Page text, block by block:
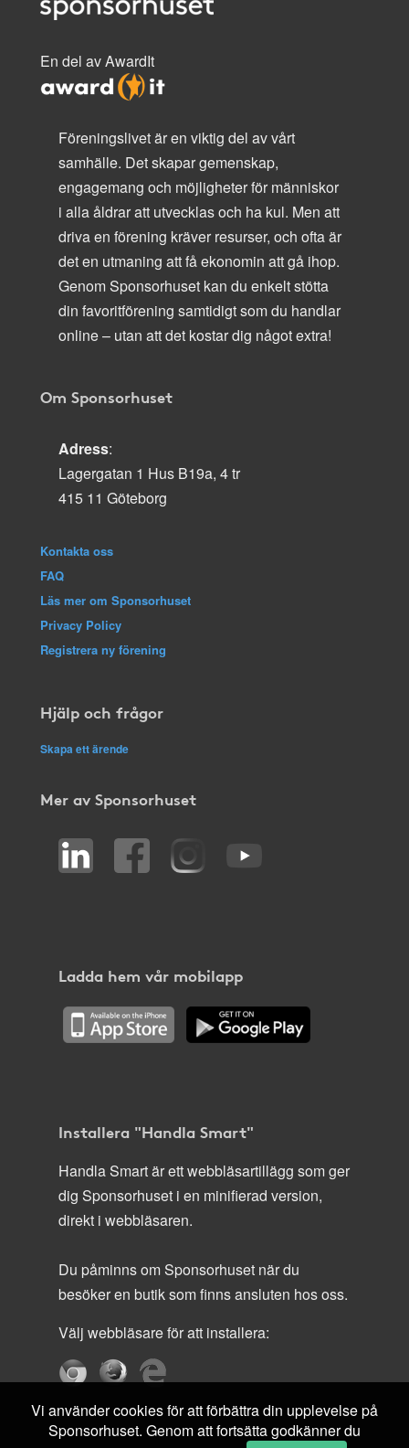
En del av AwardIt
Föreningslivet är en viktig del av vårt
samhälle. Det skapar gemenskap,
engagemang och möjligheter för människor
i alla åldrar att utvecklas och ha kul. Men att
driva en förening kräver resurser, och ofta är
det en utmaning att få ekonomin att gå ihop.
Genom Sponsorhuset kan du enkelt stötta
din favoritförening samtidigt som du handlar
online – utan att det kostar dig något extra!
Om Sponsorhuset
Adress:
Lagergatan 1 Hus B19a, 4 tr
415 11 Göteborg
Kontakta oss
FAQ
Läs mer om Sponsorhuset
Privacy Policy
Registrera ny förening
Hjälp och frågor
Skapa ett ärende
Mer av Sponsorhuset
Ladda hem vår mobilapp
Installera "Handla Smart"
Handla Smart är ett webbläsartillägg som ger
dig Sponsorhuset i en minifierad version,
direkt i webbläsaren.
Du påminns om Sponsorhuset när du
besöker en butik som finns ansluten hos oss.
Välj webbläsare för att installera:
Vi använder cookies för att förbättra din upplevelse på
Sponsorhuset. Genom att fortsätta godkänner du